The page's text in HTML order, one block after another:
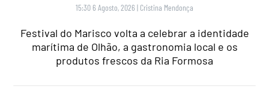
15:30 6 Agosto, 2026 | Cristina Mendonça
Festival do Marisco volta a celebrar a identidade
marítima de Olhão, a gastronomia local e os
produtos frescos da Ria Formosa